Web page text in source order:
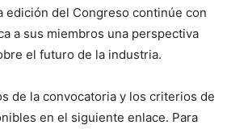
edición del Congreso continúe con
a sus miembros una perspectiva
el futuro de la industria.
de la convocatoria y los criterios de
en el siguiente enlace. Para